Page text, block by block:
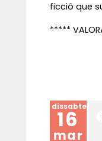
ficció que
*****
dissabte
16
mar